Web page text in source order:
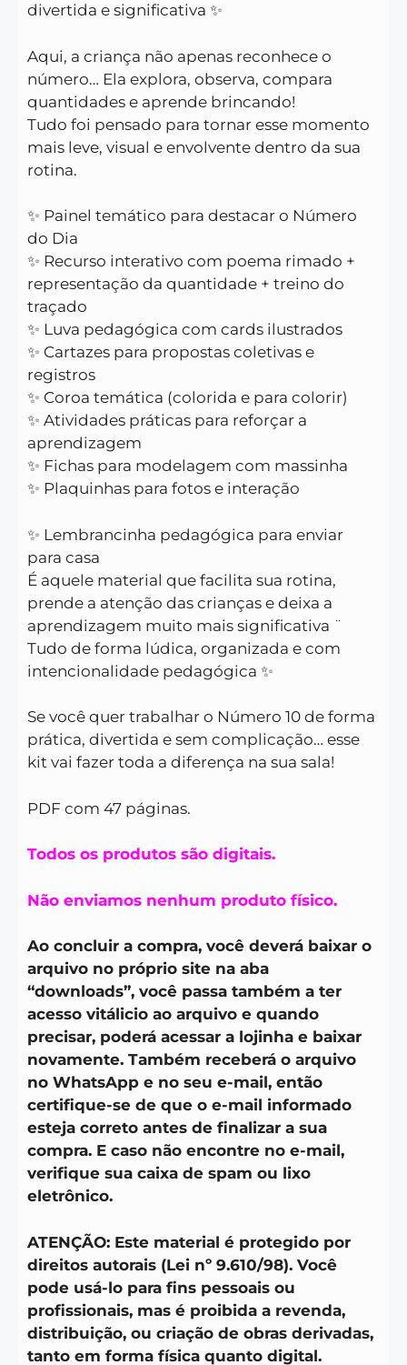
divertida e significativa ✨
Aqui, a criança não apenas reconhece o
número… Ela explora, observa, compara
quantidades e aprende brincando!
Tudo foi pensado para tornar esse momento
mais leve, visual e envolvente dentro da sua
rotina.
✨ Painel temático para destacar o Número
do Dia
✨ Recurso interativo com poema rimado +
representação da quantidade + treino do
traçado
✨ Luva pedagógica com cards ilustrados
✨ Cartazes para propostas coletivas e
registros
✨ Coroa temática (colorida e para colorir)
✨ Atividades práticas para reforçar a
aprendizagem
✨ Fichas para modelagem com massinha
✨ Plaquinhas para fotos e interação
✨ Lembrancinha pedagógica para enviar
para casa
É aquele material que facilita sua rotina,
prende a atenção das crianças e deixa a
aprendizagem muito mais significativa ̈
Tudo de forma lúdica, organizada e com
intencionalidade pedagógica ✨
Se você quer trabalhar o Número 10 de forma
prática, divertida e sem complicação… esse
kit vai fazer toda a diferença na sua sala!
PDF com 47 páginas.
Todos os produtos são digitais.
Não enviamos nenhum produto físico.
Ao concluir a compra, você deverá baixar o
arquivo no próprio site na aba
“downloads”, você passa também a ter
acesso vitálicio ao arquivo e quando
precisar, poderá acessar a lojinha e baixar
novamente. Também receberá o arquivo
no WhatsApp e no seu e-mail, então
certifique-se de que o e-mail informado
esteja correto antes de finalizar a sua
compra. E caso não encontre no e-mail,
verifique sua caixa de spam ou lixo
eletrônico.
ATENÇÃO: Este material é protegido por
direitos autorais (Lei nº 9.610/98). Você
pode usá-lo para fins pessoais ou
profissionais, mas é proibida a revenda,
distribuição, ou criação de obras derivadas,
tanto em forma física quanto digital.